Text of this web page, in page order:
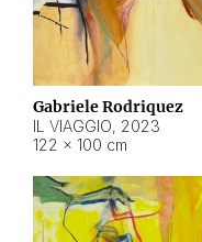
Gabriele Rodriquez
IL VIAGGIO, 2023
122 × 100 cm